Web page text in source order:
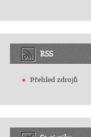
RSS
Přehled zdrojů